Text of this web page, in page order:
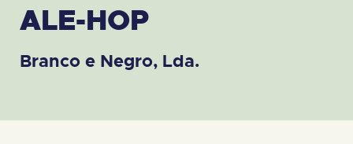
ALE-HOP
Branco e Negro, Lda.